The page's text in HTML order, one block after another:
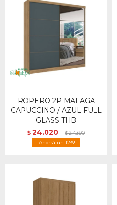
ROPERO 2P MALAGA
CAPUCCINO / AZUL FULL
GLASS THB
$ 24.020 $27.390
12